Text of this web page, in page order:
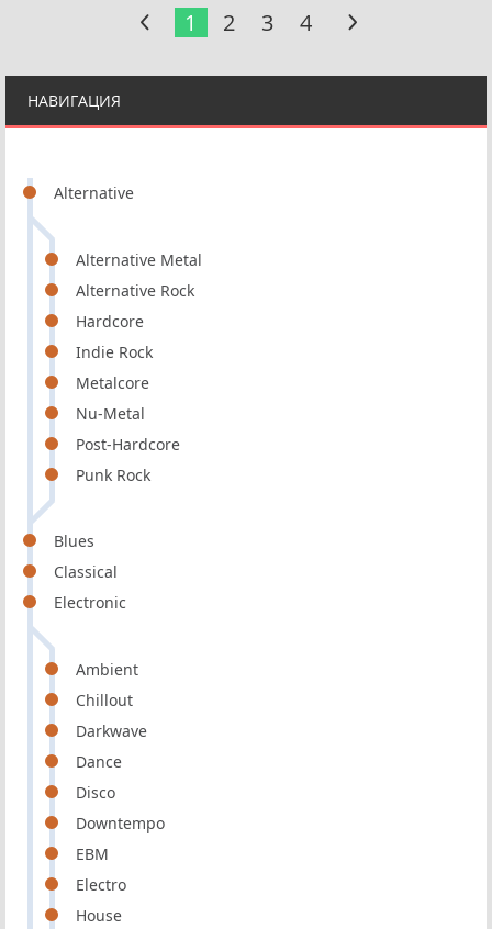
НАВИГАЦИЯ
Alternative
Alternative Metal
Alternative Rock
Hardcore
Indie Rock
Metalcore
Nu-Metal
Post-Hardcore
Punk Rock
Blues
Classical
Electronic
Ambient
Chillout
Darkwave
Dance
Disco
Downtempo
EBM
Electro
House
1 2 3 4